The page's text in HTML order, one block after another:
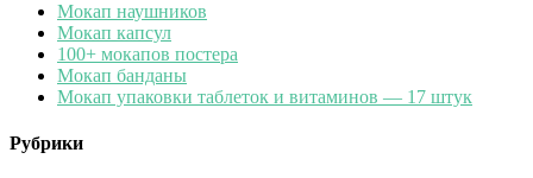
Мокап наушников
Мокап капсул
100+ мокапов постера
Мокап банданы
Мокап упаковки таблеток и витаминов — 17 штук
Рубрики